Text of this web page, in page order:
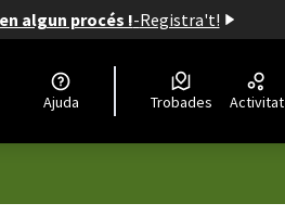
algun procés !-Registra't!
Ajuda Trobades Activitat